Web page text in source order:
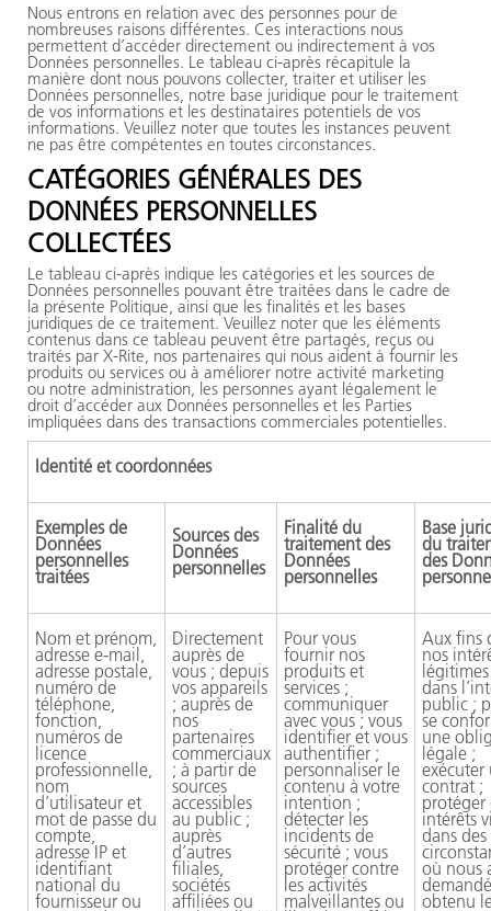
Nous entrons en relation avec des personnes pour de
nombreuses raisons différentes. Ces interactions nous
permettent d’accéder directement ou indirectement à vos
Données personnelles. Le tableau ci-après récapitule la
manière dont nous pouvons collecter, traiter et utiliser les
Données personnelles, notre base juridique pour le traitement
de vos informations et les destinataires potentiels de vos
informations. Veuillez noter que toutes les instances peuvent
ne pas être compétentes en toutes circonstances.
CATÉGORIES GÉNÉRALES DES
DONNÉES PERSONNELLES
COLLECTÉES
Le tableau ci-après indique les catégories et les sources de
Données personnelles pouvant être traitées dans le cadre de
la présente Politique, ainsi que les finalités et les bases
juridiques de ce traitement. Veuillez noter que les éléments
contenus dans ce tableau peuvent être partagés, reçus ou
traités par X-Rite, nos partenaires qui nous aident à fournir les
produits ou services ou à améliorer notre activité marketing
ou notre administration, les personnes ayant légalement le
droit d’accéder aux Données personnelles et les Parties
impliquées dans des transactions commerciales potentielles.
Identité et coordonnées
Exemples de
Données
personnelles
traitées
Sources des
Données
personnelles
Finalité du
traitement des
Données
personnelles
Base
du
des
Nom et prénom,
adresse e-mail,
adresse postale,
numéro de
téléphone,
fonction,
numéros de
licence
professionnelle,
nom
d’utilisateur et
mot de passe du
compte,
adresse IP et
identifiant
national du
fournisseur ou
Directement
auprès de
vous ; depuis
vos appareils
; auprès de
nos
partenaires
commerciaux
; à partir de
sources
accessibles
au public ;
auprès
d’autres
filiales,
sociétés
affiliées ou
Pour vous
fournir nos
produits et
services ;
communiquer
avec vous ; vous
identifier et vous
authentifier ;
personnaliser le
contenu à votre
intention ;
détecter les
incidents de
sécurité ; vous
protéger contre
les activités
malveillantes ou
Aux fins
nos
dans
public ;
se
une
légale ;
exécuter
contrat ;
protéger
intérêts
dans des
où nous
obtenu